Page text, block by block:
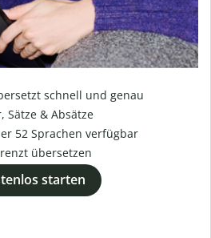
schnell und genau
Sätze & Absätze
52 Sprachen verfügbar
übersetzen
starten